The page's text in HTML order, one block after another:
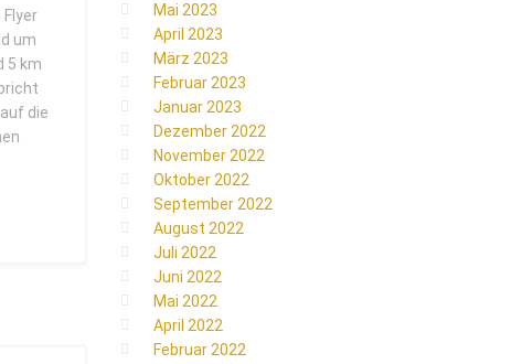
Flyer
um
5 km
die
Mai 2023
April 2023
März 2023
Februar 2023
Januar 2023
Dezember 2022
November 2022
Oktober 2022
September 2022
August 2022
Juli 2022
Juni 2022
Mai 2022
April 2022
Februar 2022